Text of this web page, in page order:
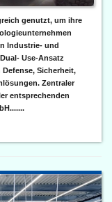
genutzt, um ihre
Industrie- und
Use-Ansatz
Sicherheit,
Zentraler
entsprechenden